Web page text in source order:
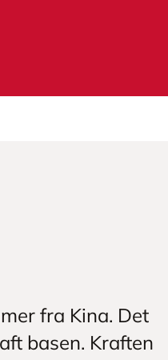
fra Kina. Det
basen. Kraften